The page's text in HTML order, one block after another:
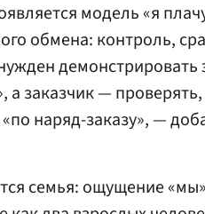
модель «я
обмена: контроль,
а заказчик —
наряд-заказу», —
семья: ощущение